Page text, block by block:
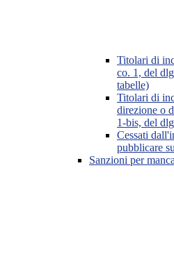
Titolari di
co. 1, del
tabelle)
Titolari di
direzione o
1-bis, del
Cessati
pubblicare
Sanzioni per